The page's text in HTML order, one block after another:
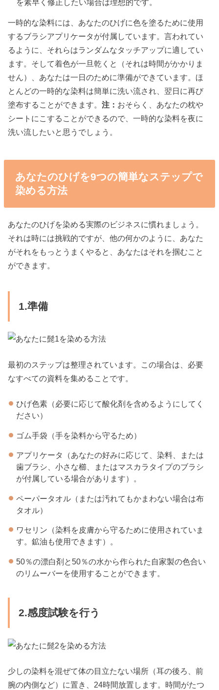
を素早く修正したい場合は理想的です。
一時的な染料には、あなたのひげに色を塗るために使用
するブラシアプリケータが付属しています。言われてい
るように、それらはランダムなタッチアップに適してい
ます。そして着色が一旦乾くと（それは時間がかかりま
せん）、あなたは一日のために準備ができています。ほ
とんどの一時的な染料は簡単に洗い流され、翌日に再び
塗布することができます。注： おそらく、あなたの枕や
シートにこすることができるので、一時的な染料を夜に
洗い流したいと思うでしょう。
あなたのひげを9つの簡単なステップで
染める方法
あなたのひげを染める実際のビジネスに慣れましょう。
それは時には挑戦的ですが、他の何かのように、あなた
がそれをもっとうまくやると、あなたはそれを掴むこと
ができます。
1.準備
最初のステップは整理されています。この場合は、必要
なすべての資料を集めることです。
ひげ色素（必要に応じて酸化剤を含めるようにしてく
ださい）
ゴム手袋（手を染料から守るため）
アプリケータ（あなたの好みに応じて、染料、または
歯ブラシ、小さな櫛、またはマスカラタイプのブラシ
が付属している場合があります）。
ペーパータオル（または汚れてもかまわない場合は布
タオル）
ワセリン（染料を皮膚から守るために使用されていま
す。鉱油も使用できます）。
50％の漂白剤と50％の水から作られた自家製の色合い
のリムーバーを使用することができます。
2.感度試験を行う
少しの染料を混ぜて体の目立たない場所（耳の後ろ、前
腕の内側など）に置き、24時間放置します。時間がたつ